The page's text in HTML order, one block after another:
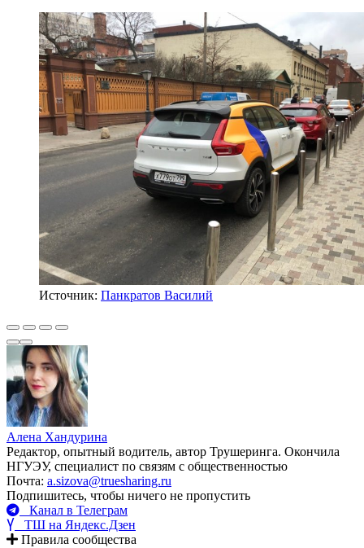
Источник: Панкратов Василий
Алена Хандурина
Редактор, опытный водитель, автор Трушеринга. Окончила
НГУЭУ, специалист по связям с общественностью
Почта: a.sizova@truesharing.ru
Подпишитесь, чтобы ничего не пропустить
Канал в Телеграм
ТШ на Яндекс.Дзен
Правила сообщества